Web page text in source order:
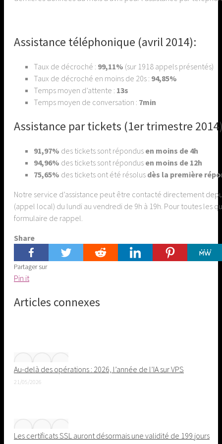
Assistance téléphonique (avril 2014):
Taux de décroché : 99,11% (sur 1918 appels présentés)
Taux de décroché en moins de 20s : 94,85%
Temps moyen d’attente : 13s
Temps moyen de conversation : 7min
Assistance par tickets (1er trimestre
91,97% des tickets sont répondus en moins de 4h
94,96% des tickets sont répondus en moins de 12h
75,65% des tickets ont été résolus dès la première
Notre service d’assistance peut être contacté directement
(appel local) du lundi au vendredi de 9h à 19h. Pour toutes les
formulaire de rappel.
Share
Partager sur
Pin itShare
Pinterest
Articles connexes
Au-delà des opérations : 2026, l’année de l’IA sur VPS
21/05/2026
Les certificats SSL auront désormais une validité de 199 jours